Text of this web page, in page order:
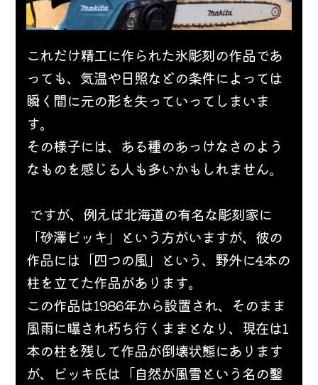
これだけ精工に作られた氷彫刻の作品であ
っても、気温や日照などの条件によっては
瞬く間に元の形を失っていってしまいま
す。
その様子には、ある種のあっけなさのよう
なものを感じる人も多いかもしれません。
「砂澤ビッキ」という方がいますが、彼の
作品には「四つの風」という、野外に4本の
柱を立てた作品があります。
この作品は1986年から設置され、そのまま
風雨に曝され朽ち行くままとなり、現在は1
本の柱を残して作品が倒壊状態にあります
が、ビッキ氏は「自然が風雪という名の鑿